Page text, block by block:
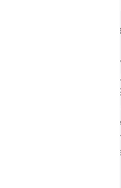
Lire dans le
Et parmi les gens,
croyons en Allah et
Allah et les croyants;
mêmes, et ils ne s’en
dans leurs cœurs une
d’hypocrisie), et
ils auront un
Et